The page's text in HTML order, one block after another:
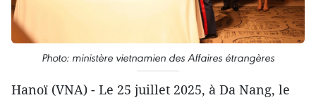
Photo: ministère vietnamien des Affaires étrangères
Hanoï (VNA) - Le 25 juillet 2025, à Da Nang, le